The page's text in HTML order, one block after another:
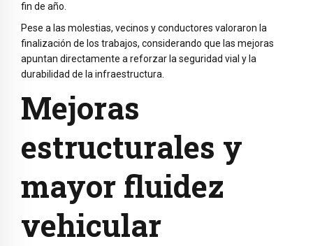
fin de año.
Pese a las molestias, vecinos y conductores valoraron la
finalización de los trabajos, considerando que las mejoras
apuntan directamente a reforzar la seguridad vial y la
durabilidad de la infraestructura.
Mejoras
estructurales y
mayor fluidez
vehicular